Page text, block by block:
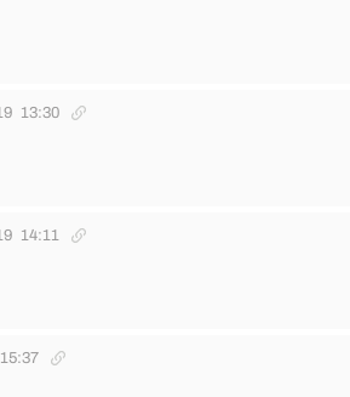
13:30
14:11
15:37